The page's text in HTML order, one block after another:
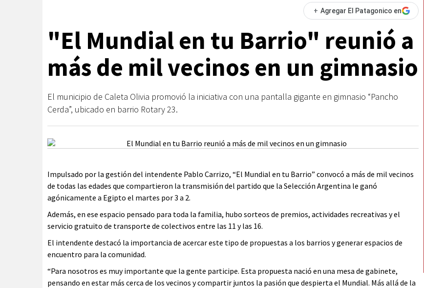
+ Agregar El Patagonico en
"El Mundial en tu Barrio" reunió a
más de mil vecinos en un gimnasio
El municipio de Caleta Olivia promovió la iniciativa con una pantalla gigante en gimnasio “Pancho
Cerda”, ubicado en barrio Rotary 23.
Impulsado por la gestión del intendente Pablo Carrizo, “El Mundial en tu Barrio” convocó a más de mil vecinos
de todas las edades que compartieron la transmisión del partido que la Selección Argentina le ganó
agónicamente a Egipto el martes por 3 a 2.
Además, en ese espacio pensado para toda la familia, hubo sorteos de premios, actividades recreativas y el
servicio gratuito de transporte de colectivos entre las 11 y las 16.
El intendente destacó la importancia de acercar este tipo de propuestas a los barrios y generar espacios de
encuentro para la comunidad.
“Para nosotros es muy importante que la gente participe. Esta propuesta nació en una mesa de gabinete,
pensando en estar más cerca de los vecinos y compartir juntos la pasión que despierta el Mundial. Más allá de la